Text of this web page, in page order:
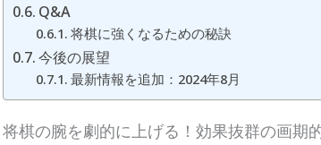
Q&A
将棋に強くなるための秘訣
今後の展望
最新情報を追加：2024年8月
将棋の腕を劇的に上げる！効果抜群の画期